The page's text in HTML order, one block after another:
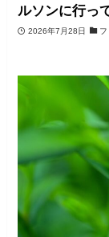
ルソンに行っ
2026年7月28日